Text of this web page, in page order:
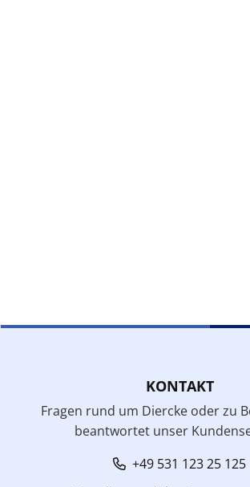
KONTAKT
Fragen rund um Diercke oder zu
beantwortet unser
+49 531 123 25 125